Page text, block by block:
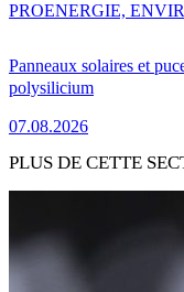
Panneaux solaires et
polysilicium
07.08.2026
PROENERGIE,
PLUS DE CETTE